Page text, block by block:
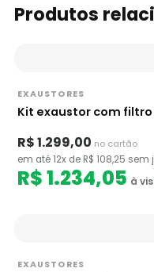
Produtos
EXAUSTORES
Kit exaustor com filtro
R$ 1.299,00 no cartão
em até 12x de R$ 108,25 sem
R$ 1.234,05 à
EXAUSTORES